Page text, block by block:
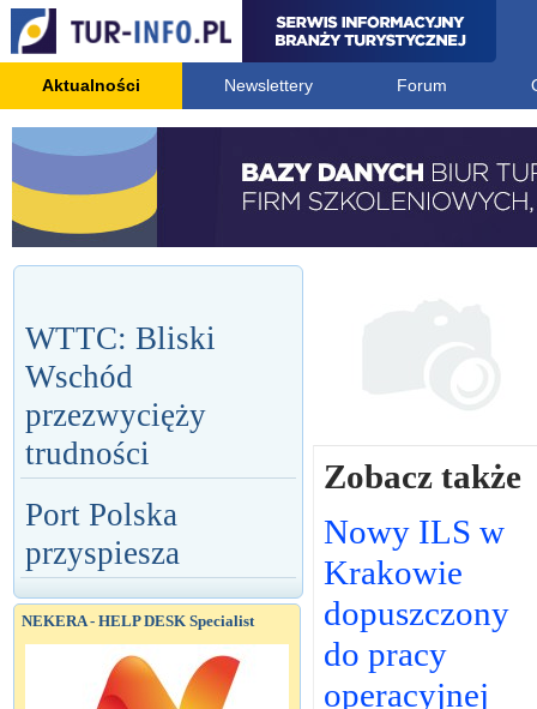
Aktualności Newslettery Forum
WTTC: Bliski
Wschód
przezwycięży
trudności
Port Polska
przyspiesza
NEKERA - HELP DESK Specialist
Zobacz także
Nowy ILS w
Krakowie
dopuszczony
do pracy
operacyjnej